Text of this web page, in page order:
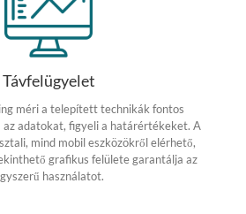
Távfelügyelet
méri a telepített technikák fontos
adatokat, figyeli a határértékeket. A
mind mobil eszközökről elérhető,
grafikus felülete garantálja az
használatot.